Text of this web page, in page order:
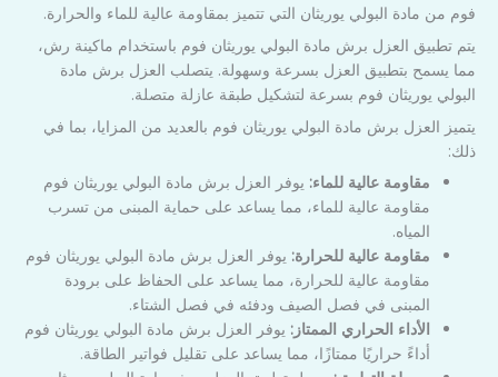
فوم من مادة البولي يوريثان التي تتميز بمقاومة عالية للماء والحرارة.
يتم تطبيق العزل برش مادة البولي يوريثان فوم باستخدام ماكينة رش،
مما يسمح بتطبيق العزل بسرعة وسهولة. يتصلب العزل برش مادة
البولي يوريثان فوم بسرعة لتشكيل طبقة عازلة متصلة.
يتميز العزل برش مادة البولي يوريثان فوم بالعديد من المزايا، بما في
ذلك:
مقاومة عالية للماء: يوفر العزل برش مادة البولي يوريثان فوم
مقاومة عالية للماء، مما يساعد على حماية المبنى من تسرب
المياه.
مقاومة عالية للحرارة: يوفر العزل برش مادة البولي يوريثان فوم
مقاومة عالية للحرارة، مما يساعد على الحفاظ على برودة
المبنى في فصل الصيف ودفئه في فصل الشتاء.
الأداء الحراري الممتاز: يوفر العزل برش مادة البولي يوريثان فوم
أداءً حراريًا ممتازًا، مما يساعد على تقليل فواتير الطاقة.